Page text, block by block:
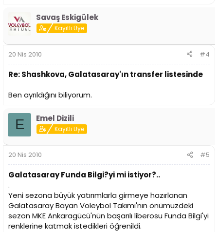
Savaş Eskigülek
Kayıtlı Üye
20 Nis 2010 #4
Re: Shashkova, Galatasaray'ın transfer listesinde
Ben ayrıldığını biliyorum.
E Emel Dizili
Kayıtlı Üye
20 Nis 2010 #5
Galatasaray Funda Bilgi?yi mi istiyor?..
.
Yeni sezona büyük yatırımlarla girmeye hazırlanan
Galatasaray Bayan Voleybol Takımı'nın önümüzdeki
sezon MKE Ankaragücü'nün başarılı liberosu Funda Bilgi'yi
renklerine katmak istedikleri öğrenildi.